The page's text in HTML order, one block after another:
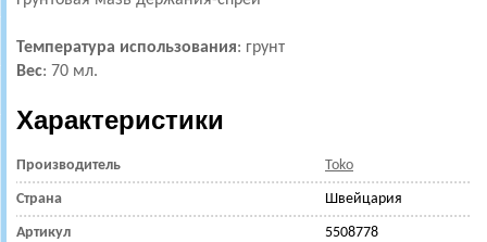
Температура использования: грунт
Вес: 70 мл.
Характеристики
Производитель Toko
Страна Швейцария
Артикул 5508778